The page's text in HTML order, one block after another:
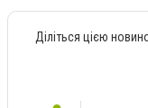
Діліться цією